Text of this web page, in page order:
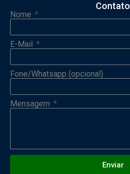
Contato
Nome
E-Mail
Fone/Whatsapp (opcional)
Mensagem
Enviar